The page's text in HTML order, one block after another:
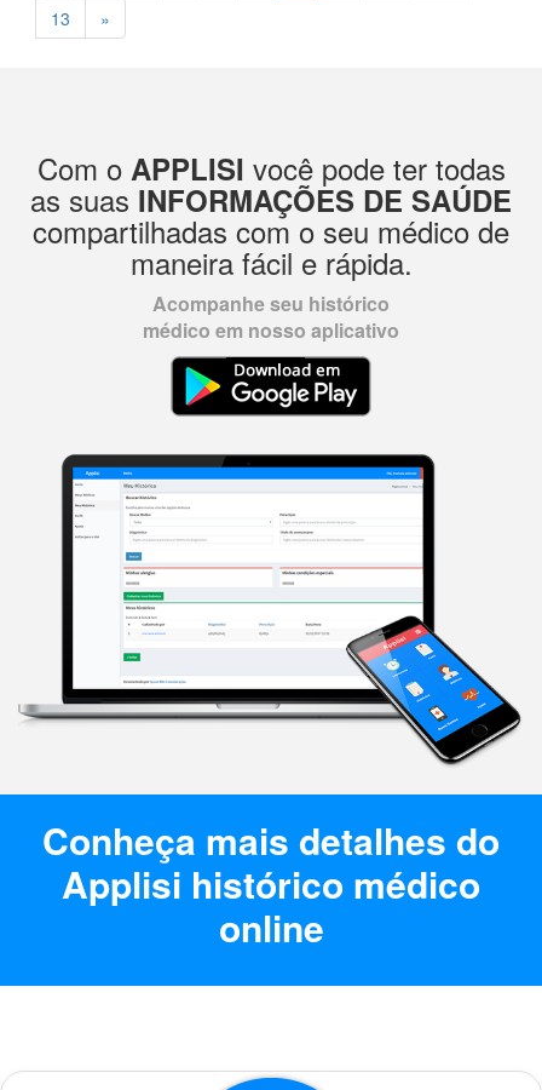
13
»
Com o APPLISI você pode ter todas
as suas INFORMAÇÕES DE SAÚDE
compartilhadas com o seu médico de
maneira fácil e rápida.
Acompanhe seu histórico
médico em nosso aplicativo
Conheça mais detalhes do
Applisi histórico médico
online